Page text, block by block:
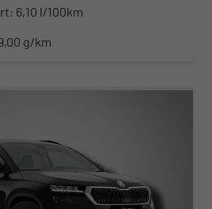
6,10 l/100km
g/km